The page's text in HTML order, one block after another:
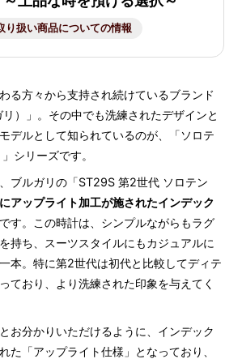
り扱い商品についての情報
る方々から支持され続けているブランド
リ）」。その中でも洗練されたデザインと
デルとして知られているのが、「ソロテ
シリーズです。
ブルガリの「ST29S 第2世代 ソロテン
アップライト加工が施されたインデック
です。この時計は、シンプルながらもラグ
持ち、スーツスタイルにもカジュアルに
本。特に第2世代は初代と比較してディテ
ており、より洗練された印象を与えてく
お分かりいただけるように、インデック
た「アップライト仕様」となっており、